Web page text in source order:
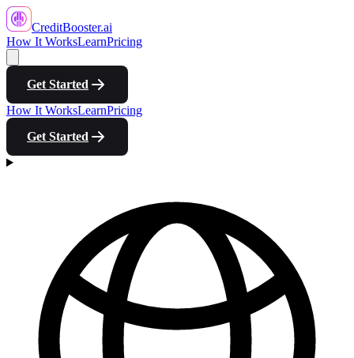
CreditBooster.ai
How It WorksLearnPricing
Get Started
How It WorksLearnPricing
Get Started